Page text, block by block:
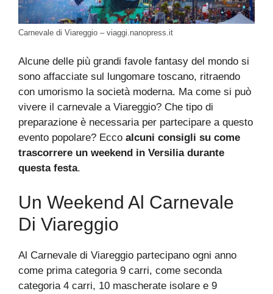
Carnevale di Viareggio – viaggi.nanopress.it
Alcune delle più grandi favole fantasy del mondo si
sono affacciate sul lungomare toscano, ritraendo
con umorismo la società moderna. Ma come si può
vivere il carnevale a Viareggio? Che tipo di
preparazione è necessaria per partecipare a questo
evento popolare? Ecco alcuni consigli su come
trascorrere un weekend in Versilia durante
questa festa.
Un Weekend Al Carnevale
Di Viareggio
Al Carnevale di Viareggio partecipano ogni anno
come prima categoria 9 carri, come seconda
categoria 4 carri, 10 mascherate isolare e 9